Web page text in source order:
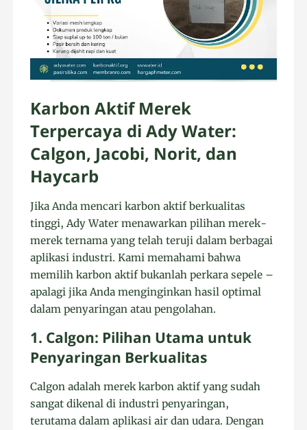
Karbon Aktif Merek
Terpercaya di Ady Water:
Calgon, Jacobi, Norit, dan
Haycarb
Jika Anda mencari karbon aktif berkualitas
tinggi, Ady Water menawarkan pilihan merek-
merek ternama yang telah teruji dalam berbagai
aplikasi industri. Kami memahami bahwa
memilih karbon aktif bukanlah perkara sepele –
apalagi jika Anda menginginkan hasil optimal
dalam penyaringan atau pengolahan.
1. Calgon: Pilihan Utama untuk
Penyaringan Berkualitas
Calgon adalah merek karbon aktif yang sudah
sangat dikenal di industri penyaringan,
terutama dalam aplikasi air dan udara. Dengan